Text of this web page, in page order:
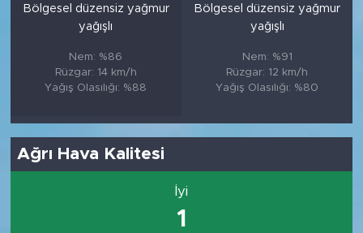
Bölgesel düzensiz yağmur
yağışlı
Nem: %86
Rüzgar: 14 km/h
Yağış Olasılığı: %88
Bölgesel düzensiz yağmur
yağışlı
Nem: %91
Rüzgar: 12 km/h
Yağış Olasılığı: %80
Ağrı Hava Kalitesi
İyi
1